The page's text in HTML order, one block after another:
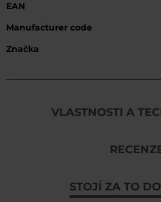
EAN
Manufacturer code
Značka
VLASTNOSTI A
STOJÍ ZA TO